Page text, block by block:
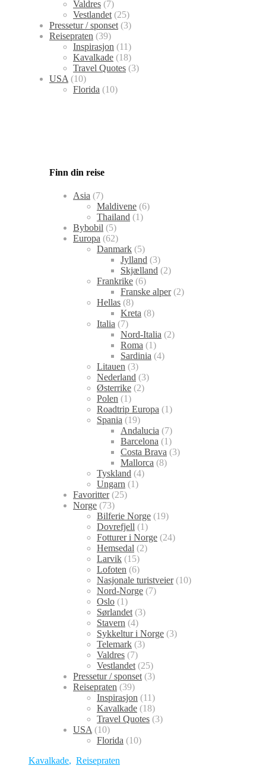
Valdres (7)
Vestlandet (25)
Pressetur / sponset (3)
Reisepraten (39)
Inspirasjon (11)
Kavalkade (18)
Travel Quotes (3)
USA (10)
Florida (10)
Finn din reise
Asia (7)
Maldivene (6)
Thailand (1)
Bybobil (5)
Europa (62)
Danmark (5)
Jylland (3)
Skjælland (2)
Frankrike (6)
Franske alper(2)
Hellas (8)
Kreta (8)
Italia (7)
Nord-Italia (2)
Roma (1)
Sardinia (4)
Litauen (3)
Nederland (3)
Østerrike (2)
Polen (1)
Roadtrip Europa (1)
Spania (19)
Andalucia (7)
Barcelona (1)
Costa Brava (3)
Mallorca (8)
Tyskland (4)
Ungarn (1)
Favoritter(25)
Norge (73)
Bilferie Norge (19)
Dovrefjell (1)
Fotturer i Norge (24)
Hemsedal (2)
Larvik (15)
Lofoten (6)
Nasjonale turistveier(10)
Nord-Norge (7)
Oslo (1)
Sørlandet (3)
Stavern (4)
Sykkeltur i Norge (3)
Telemark (3)
Valdres (7)
Vestlandet (25)
Pressetur / sponset (3)
Reisepraten (39)
Inspirasjon (11)
Kavalkade (18)
Travel Quotes (3)
USA (10)
Florida (10)
Kavalkade, Reisepraten